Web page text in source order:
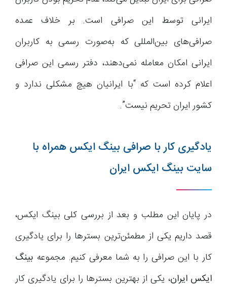
ایرانی توسط این صرافی است. بر خلاف عمده
صرافی‌های بین‌المللی که به‌صورت رسمی به کاربران
ایرانی امکان معامله نمی‌دهند، دفتر رسمی این صرافی
اعلام کرده است که “با ایرانیان هیچ مشکلی ندارد و
کشور ایران تحریم نیست”.
یادگیری کار با صرافی بینگ ایکس همراه با
سایت بینگ ایکس ایران
در پایان این مطلب و بعد از بررسی کلی بینگ ایکس،
قصد داریم یکی از مطمئن‌ترین بستر‌ها را برای یادگیری
کار با این صرافی را به شما معرفی کنیم. مجموعه بینگ
ایکس ایران، یکی از بهترین بستر‌ها را برای یادگیری کار